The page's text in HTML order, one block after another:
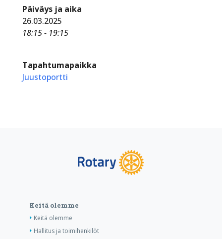
Päiväys ja aika
26.03.2025
18:15 - 19:15
Tapahtumapaikka
Juustoportti
Keitä olemme
Keitä olemme
Hallitus ja toimihenkilöt